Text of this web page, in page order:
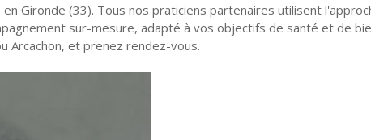
Gironde (33). Tous nos praticiens partenaires utilisent
sur-mesure, adapté à vos objectifs de santé et de
Arcachon, et prenez rendez-vous.